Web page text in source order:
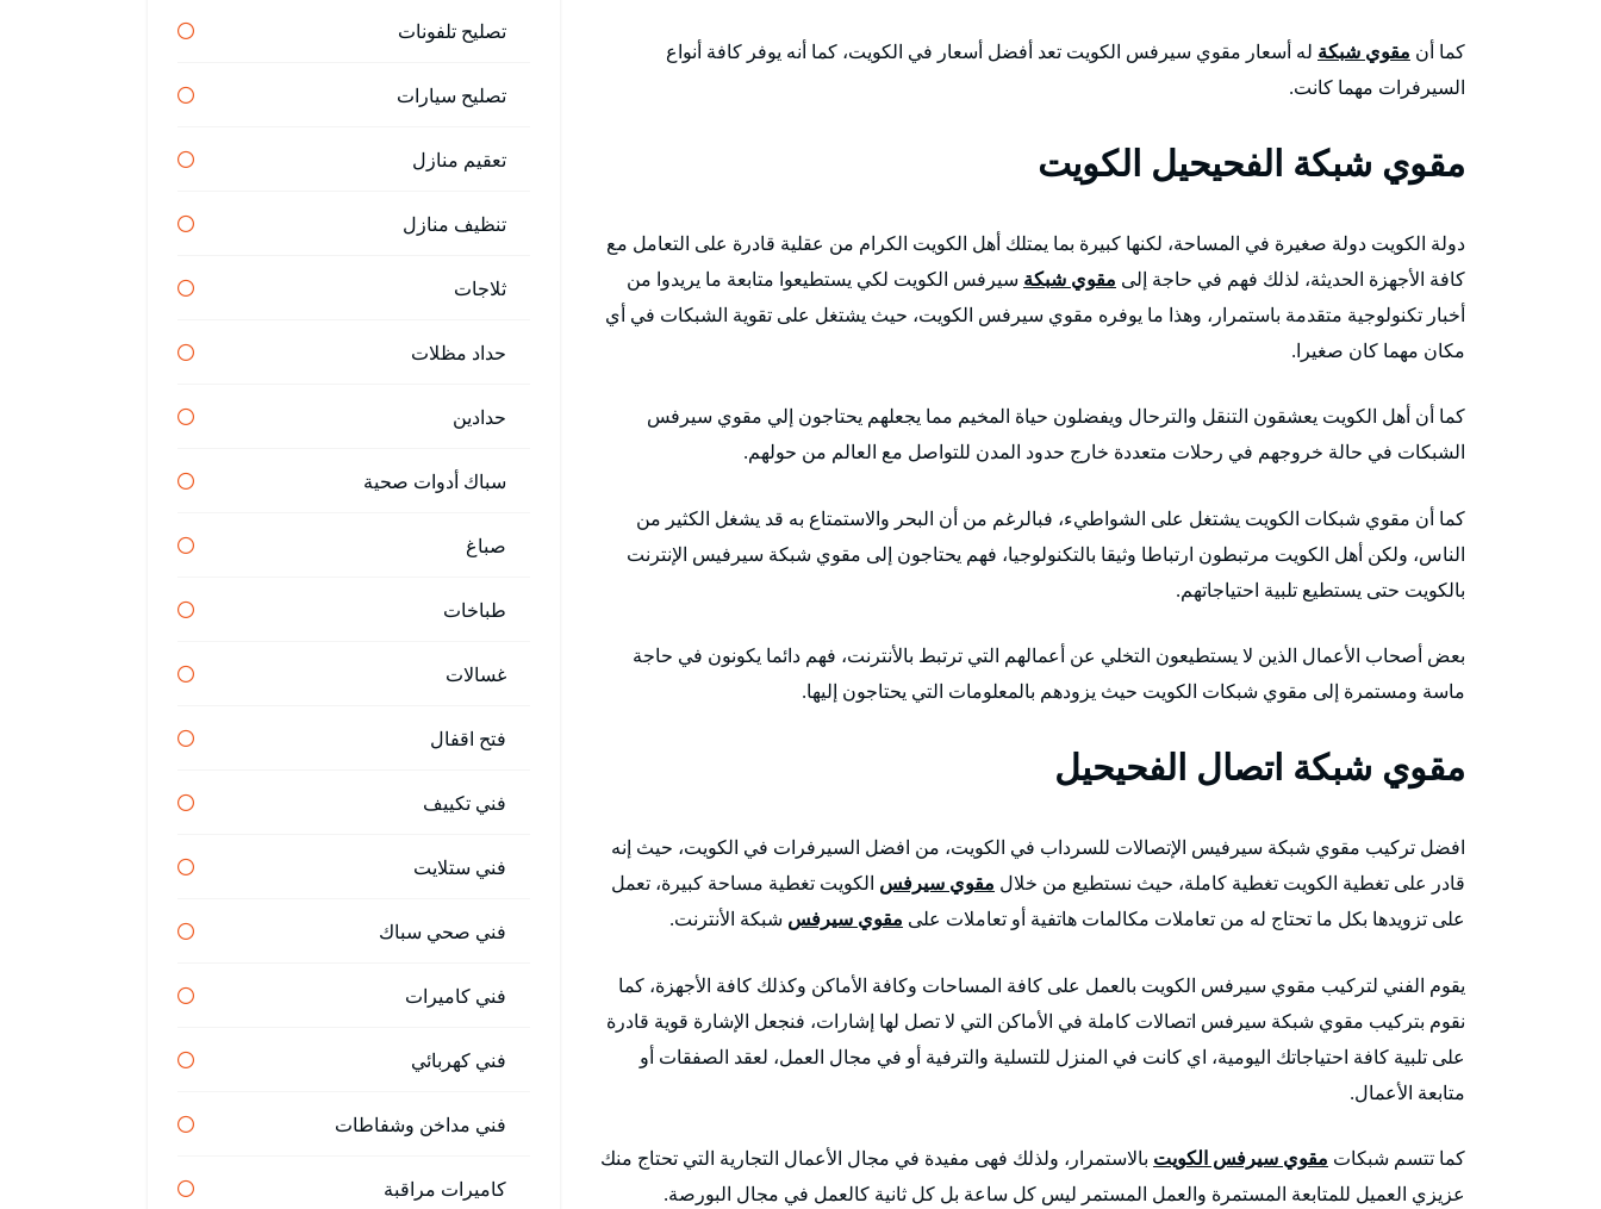
كما أن مقوي شبكة له أسعار مقوي سيرفس الكويت تعد أفضل أسعار في الكويت، كما أنه يوفر كافة أنواع
السيرفرات مهما كانت.
مقوي شبكة الفحيحيل الكويت
دولة الكويت دولة صغيرة في المساحة، لكنها كبيرة بما يمتلك أهل الكويت الكرام من عقلية قادرة على التعامل مع
كافة الأجهزة الحديثة، لذلك فهم في حاجة إلى مقوي شبكة سيرفس الكويت لكي يستطيعوا متابعة ما يريدوا من
أخبار تكنولوجية متقدمة باستمرار، وهذا ما يوفره مقوي سيرفس الكويت، حيث يشتغل على تقوية الشبكات في أي
مكان مهما كان صغيرا.
كما أن أهل الكويت يعشقون التنقل والترحال ويفضلون حياة المخيم مما يجعلهم يحتاجون إلي مقوي سيرفس
الشبكات في حالة خروجهم في رحلات متعددة خارج حدود المدن للتواصل مع العالم من حولهم.
كما أن مقوي شبكات الكويت يشتغل على الشواطيء، فبالرغم من أن البحر والاستمتاع به قد يشغل الكثير من
الناس، ولكن أهل الكويت مرتبطون ارتباطا وثيقا بالتكنولوجيا، فهم يحتاجون إلى مقوي شبكة سيرفيس الإنترنت
بالكويت حتى يستطيع تلبية احتياجاتهم.
بعض أصحاب الأعمال الذين لا يستطيعون التخلي عن أعمالهم التي ترتبط بالأنترنت، فهم دائما يكونون في حاجة
ماسة ومستمرة إلى مقوي شبكات الكويت حيث يزودهم بالمعلومات التي يحتاجون إليها.
مقوي شبكة اتصال الفحيحيل
افضل تركيب مقوي شبكة سيرفيس الإتصالات للسرداب في الكويت، من افضل السيرفرات في الكويت، حيث إنه
قادر على تغطية الكويت تغطية كاملة، حيث نستطيع من خلال مقوي سيرفس الكويت تغطية مساحة كبيرة، تعمل
على تزويدها بكل ما تحتاج له من تعاملات مكالمات هاتفية أو تعاملات على مقوي سيرفس شبكة الأنترنت.
يقوم الفني لتركيب مقوي سيرفس الكويت بالعمل على كافة المساحات وكافة الأماكن وكذلك كافة الأجهزة، كما
نقوم بتركيب مقوي شبكة سيرفس اتصالات كاملة في الأماكن التي لا تصل لها إشارات، فنجعل الإشارة قوية قادرة
على تلبية كافة احتياجاتك اليومية، اي كانت في المنزل للتسلية والترفية أو في مجال العمل، لعقد الصفقات أو
متابعة الأعمال.
كما تتسم شبكات مقوي سيرفس الكويت بالاستمرار، ولذلك فهى مفيدة في مجال الأعمال التجارية التي تحتاج منك
عزيزي العميل للمتابعة المستمرة والعمل المستمر ليس كل ساعة بل كل ثانية كالعمل في مجال البورصة.
تصليح تلفونات
تصليح سيارات
تعقيم منازل
تنظيف منازل
ثلاجات
حداد مظلات
حدادين
سباك أدوات صحية
صباغ
طباخات
غسالات
فتح اقفال
فني تكييف
فني ستلايت
فني صحي سباك
فني كاميرات
فني كهربائي
فني مداخن وشفاطات
كاميرات مراقبة